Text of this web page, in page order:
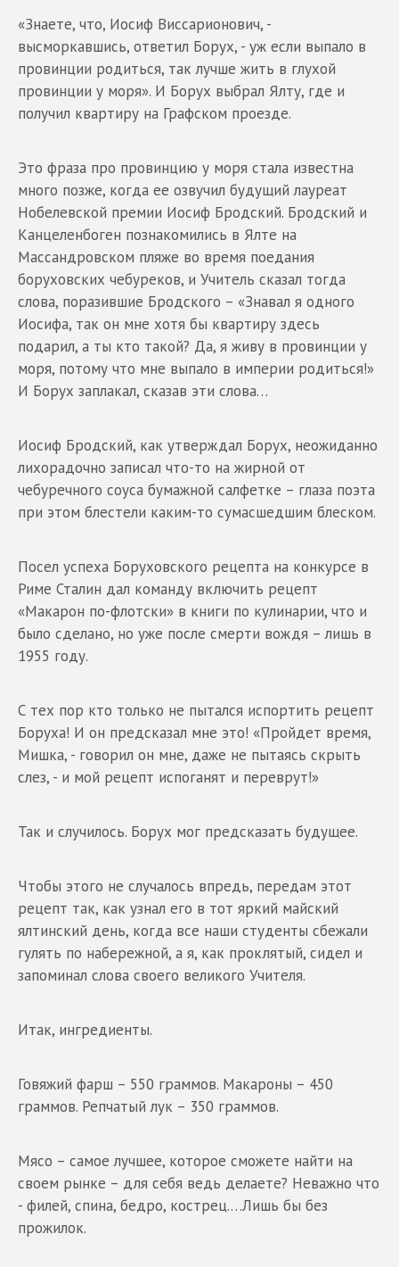
«Знаете, что, Иосиф Виссарионович, -
высморкавшись, ответил Борух, - уж если выпало в
провинции родиться, так лучше жить в глухой
провинции у моря». И Борух выбрал Ялту, где и
получил квартиру на Графском проезде.
Это фраза про провинцию у моря стала известна
много позже, когда ее озвучил будущий лауреат
Нобелевской премии Иосиф Бродский. Бродский и
Канцеленбоген познакомились в Ялте на
Массандровском пляже во время поедания
боруховских чебуреков, и Учитель сказал тогда
слова, поразившие Бродского – «Знавал я одного
Иосифа, так он мне хотя бы квартиру здесь
подарил, а ты кто такой? Да, я живу в провинции у
моря, потому что мне выпало в империи родиться!»
И Борух заплакал, сказав эти слова…
Иосиф Бродский, как утверждал Борух, неожиданно
лихорадочно записал что-то на жирной от
чебуречного соуса бумажной салфетке – глаза поэта
при этом блестели каким-то сумасшедшим блеском.
Посел успеха Боруховского рецепта на конкурсе в
Риме Сталин дал команду включить рецепт
«Макарон по-флотски» в книги по кулинарии, что и
было сделано, но уже после смерти вождя – лишь в
1955 году.
С тех пор кто только не пытался испортить рецепт
Боруха! И он предсказал мне это! «Пройдет время,
Мишка, - говорил он мне, даже не пытаясь скрыть
слез, - и мой рецепт испоганят и переврут!»
Так и случилось. Борух мог предсказать будущее.
Чтобы этого не случалось впредь, передам этот
рецепт так, как узнал его в тот яркий майский
ялтинский день, когда все наши студенты сбежали
гулять по набережной, а я, как проклятый, сидел и
запоминал слова своего великого Учителя.
Итак, ингредиенты.
Говяжий фарш – 550 граммов. Макароны – 450
граммов. Репчатый лук – 350 граммов.
Мясо – самое лучшее, которое сможете найти на
своем рынке – для себя ведь делаете? Неважно что
- филей, спина, бедро, кострец.…Лишь бы без
прожилок.